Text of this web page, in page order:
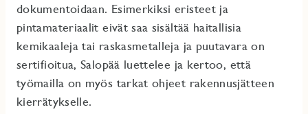
dokumentoidaan. Esimerkiksi eristeet ja
pintamateriaalit eivät saa sisältää haitallisia
kemikaaleja tai raskasmetalleja ja puutavara on
sertifioitua, Salopää luettelee ja kertoo, että
työmailla on myös tarkat ohjeet rakennusjätteen
kierrätykselle.